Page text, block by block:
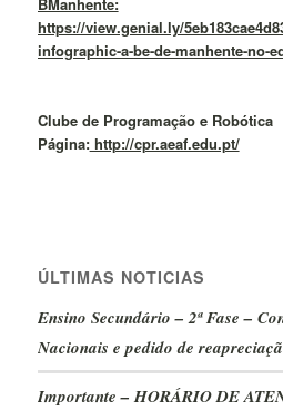
https://view.genial.ly/
infographic-a-be-de-manhente-no-
Clube de Programação e Robótica
Página:http://cpr.aeaf.edu.pt/
ÚLTIMAS NOTICIAS
Ensino Secundário – 2ª Fase –
Nacionais e pedido de
Importante – HORÁRIO DE